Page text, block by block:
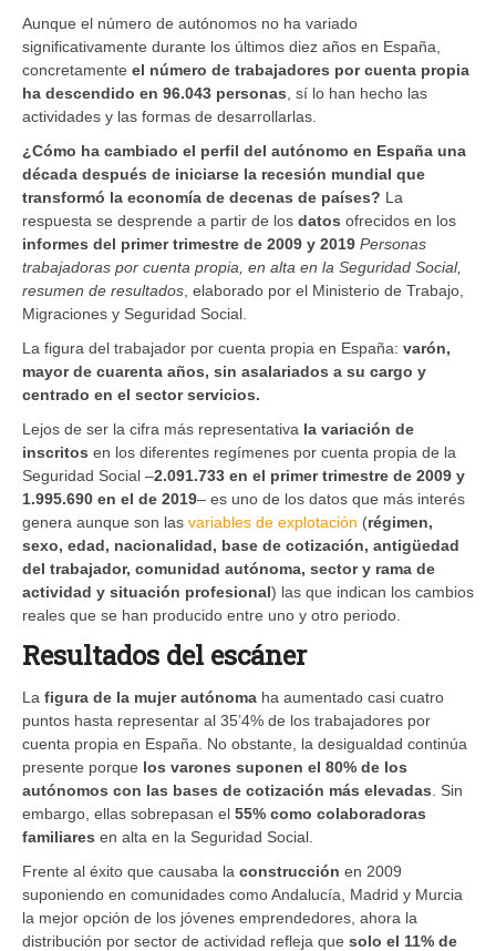
Aunque el número de autónomos no ha variado
significativamente durante los últimos diez años en España,
concretamente el número de trabajadores por cuenta propia
ha descendido en 96.043 personas , sí lo han hecho las
actividades y las formas de desarrollarlas.
¿Cómo ha cambiado el perfil del autónomo en España una
década después de iniciarse la recesión mundial que
transformó la economía de decenas de países? La
respuesta se desprende a partir de los datos ofrecidos en los
informes del primer trimestre de 2009 y 2019 Personas
trabajadoras por cuenta propia, en alta en la Seguridad Social,
resumen de resultados , elaborado por el Ministerio de Trabajo,
Migraciones y Seguridad Social.
La figura del trabajador por cuenta propia en España: varón,
mayor de cuarenta años, sin asalariados a su cargo y
centrado en el sector servicios.
Lejos de ser la cifra más representativa la variación de
inscritos en los diferentes regímenes por cuenta propia de la
Seguridad Social –2.091.733 en el primer trimestre de 2009 y
1.995.690 en el de 2019– es uno de los datos que más interés
genera aunque son las variables de explotación (régimen,
sexo, edad, nacionalidad, base de cotización, antigüedad
del trabajador, comunidad autónoma, sector y rama de
actividad y situación profesional) las que indican los cambios
reales que se han producido entre uno y otro periodo.
Resultados del escáner
La figura de la mujer autónoma ha aumentado casi cuatro
puntos hasta representar al 35’4% de los trabajadores por
cuenta propia en España. No obstante, la desigualdad continúa
presente porque los varones suponen el 80% de los
autónomos con las bases de cotización más elevadas . Sin
embargo, ellas sobrepasan el 55% como colaboradoras
familiares en alta en la Seguridad Social.
Frente al éxito que causaba la construcción en 2009
suponiendo en comunidades como Andalucía, Madrid y Murcia
la mejor opción de los jóvenes emprendedores, ahora la
distribución por sector de actividad refleja que solo el 11% de